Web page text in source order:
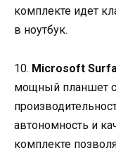
комплекте идет
в ноутбук.
10. Microsoft
мощный планшет
автономность и
комплекте